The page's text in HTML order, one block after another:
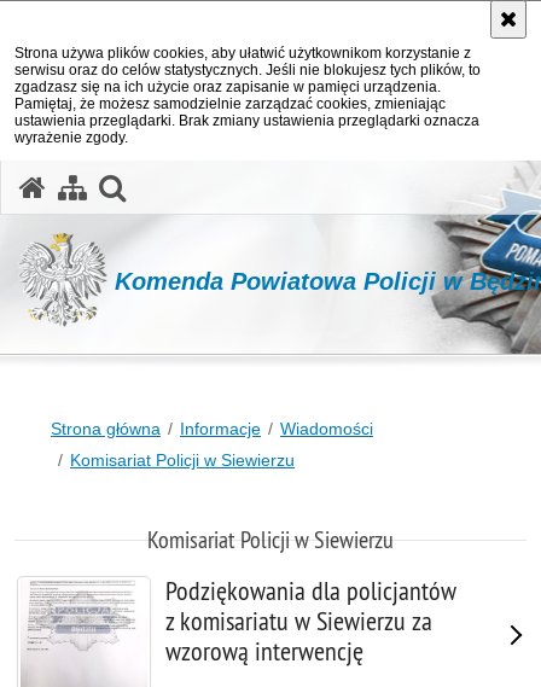
Strona używa plików cookies, aby ułatwić użytkownikom korzystanie z
serwisu oraz do celów statystycznych. Jeśli nie blokujesz tych plików, to
zgadzasz się na ich użycie oraz zapisanie w pamięci urządzenia.
Pamiętaj, że możesz samodzielnie zarządzać cookies, zmieniając
ustawienia przeglądarki. Brak zmiany ustawienia przeglądarki oznacza
wyrażenie zgody.
Komenda Powiatowa Policji w
Strona główna Informacje
Wiadomości
Komisariat Policji w Siewierzu
Komisariat Policji w Siewierzu
Podziękowania dla policjantów
z komisariatu w Siewierzu za
wzorową interwencję